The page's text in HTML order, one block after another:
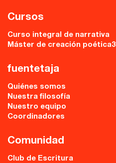
Cursos
Curso integral de narrativa
Máster de creación poética3
fuentetaja
Quiénes somos
Nuestra filosofía
Nuestro equipo
Coordinadores
Comunidad
Club de Escritura